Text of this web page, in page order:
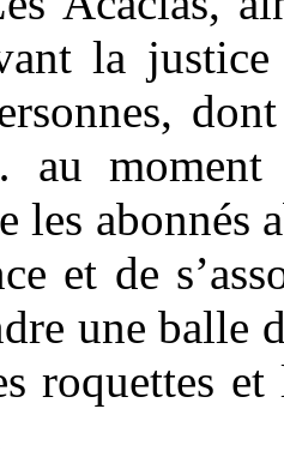
la
moment
les abonnés
et de
une balle
roquettes